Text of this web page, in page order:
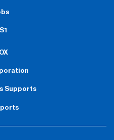
Supports